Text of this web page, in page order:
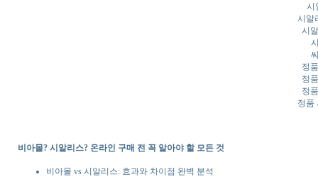
시
시알
시
정
정
정
정품
비아몰? 시알리스? 온라인 구매 전 꼭 알아야 할 모든 것
비아몰 vs 시알리스: 효과와 차이점 완벽 분석